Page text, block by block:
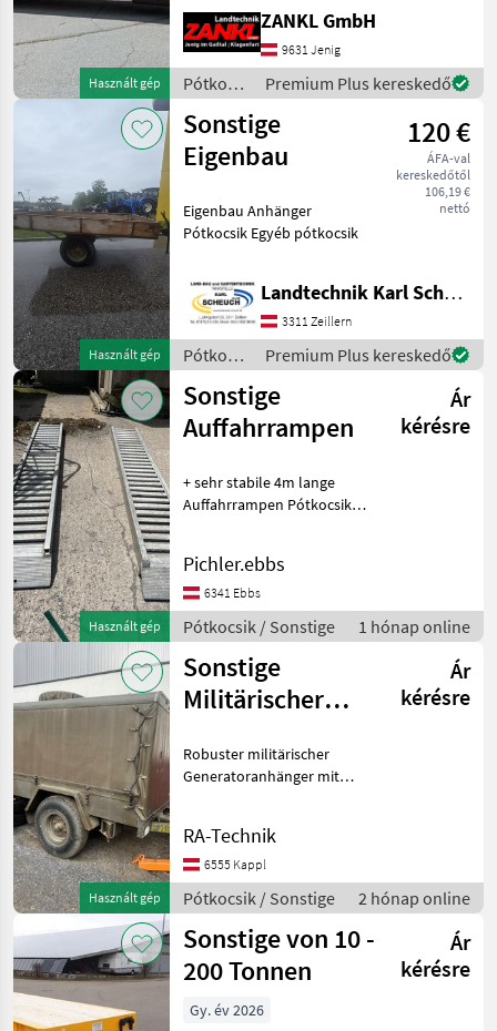
Használt gép
kéttengelyes
utasfüggőkocsi - kb. 40
ülőhely - A belső kialakítás
villamosra emlékeztet
ZANKL GmbH
9631 Jenig
Pótkocsik
/
Sonstige
Premium Plus kereskedő
Használt gép
Sonstige
Eigenbau
120 €
ÁFA-val
kereskedőtől
106,19 €
nettó
Eigenbau Anhänger
Pótkocsik Egyéb pótkocsik
Landtechnik Karl Scheuch
3311 Zeillern
Pótkocsik
/
Sonstige
Premium Plus kereskedő
Használt gép
Sonstige
Auffahrrampen
Ár
kérésre
+ sehr stabile 4m lange
Auffahrrampen Pótkocsik
Pichler.ebbs
6341 Ebbs
Pótkocsik / Sonstige 1 hónap online
Használt gép
Sonstige
Militärischer
Ár
kérésre
Robuster militärischer
Generatoranhänger mit
umfangreichem
Stromverteiler. Ideal für:
Baustellen,
Veranstaltungen, Notstro
RA-Technik
6555 Kappl
Pótkocsik / Sonstige 2 hónap online
Sonstige von 10 -
200 Tonnen
Ár
kérésre
Gy. év 2026